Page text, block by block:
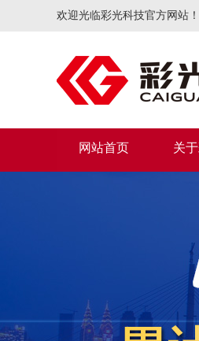
欢迎光临彩光科技官方网站！
网站首页 关